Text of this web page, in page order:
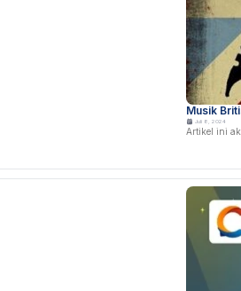
Musik
Juli 8, 2024
Artikel ini